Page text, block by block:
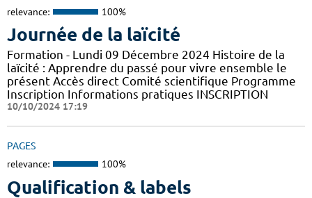
relevance: 100%
Journée de la laïcité
Formation - Lundi 09 Décembre 2024 Histoire de la
laïcité : Apprendre du passé pour vivre ensemble le
présent Accès direct Comité scientifique Programme
Inscription Informations pratiques ​INSCRIPTION
10/10/2024 17:19
PAGES
relevance: 100%
Qualification & labels